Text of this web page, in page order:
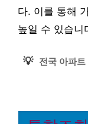
다. 이를 통해
높일 수 있습니
💡 전국 아파